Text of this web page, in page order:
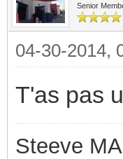
Senior
04-30-2014,
T'as pas
Steeve